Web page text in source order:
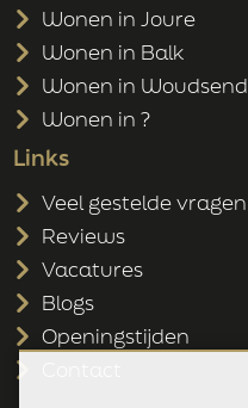
Wonen in Joure
Wonen in Balk
Wonen in Woudsend
Wonen in ?
Links
Veel gestelde vragen
Reviews
Vacatures
Blogs
Openingstijden